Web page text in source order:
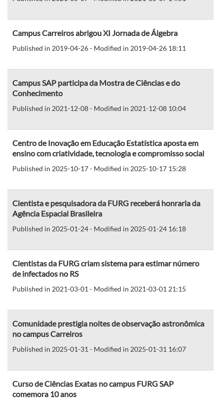
Campus Carreiros abrigou XI Jornada de Álgebra
Published in 2019-04-26 - Modified in 2019-04-26 18:11
Campus SAP participa da Mostra de Ciências e do
Conhecimento
Published in 2021-12-08 - Modified in 2021-12-08 10:04
Centro de Inovação em Educação Estatística aposta em
ensino com criatividade, tecnologia e compromisso social
Published in 2025-10-17 - Modified in 2025-10-17 15:28
Cientista e pesquisadora da FURG receberá honraria da
Agência Espacial Brasileira
Published in 2025-01-24 - Modified in 2025-01-24 16:18
Cientistas da FURG criam sistema para estimar número
de infectados no RS
Published in 2021-03-01 - Modified in 2021-03-01 21:15
Comunidade prestigia noites de observação astronômica
no campus Carreiros
Published in 2025-01-31 - Modified in 2025-01-31 16:07
Curso de Ciências Exatas no campus FURG SAP
comemora 10 anos